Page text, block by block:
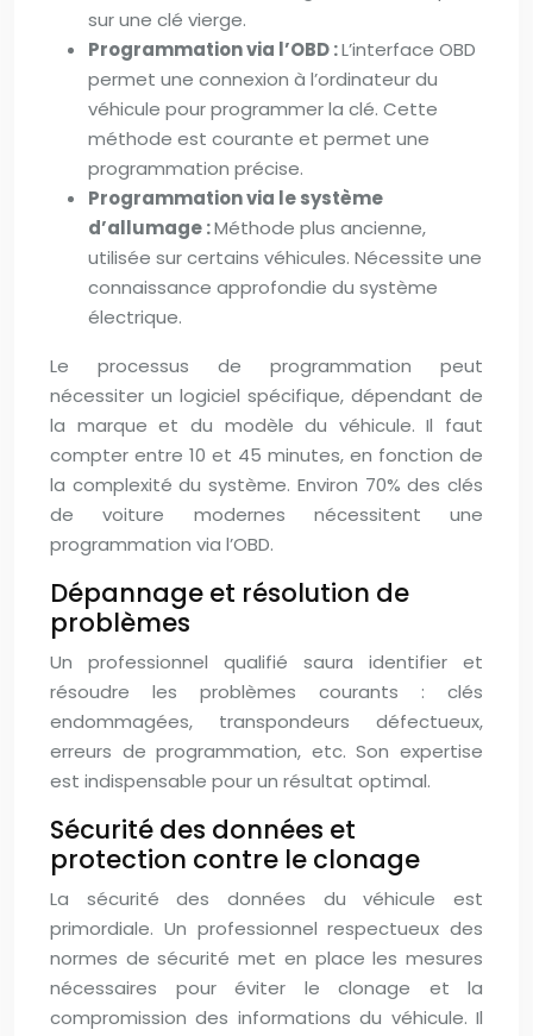
sur une clé vierge.
Programmation via l’OBD :L’interface OBD
permet une connexion à l’ordinateur du
véhicule pour programmer la clé. Cette
méthode est courante et permet une
programmation précise.
Programmation via le système
d’allumage :Méthode plus ancienne,
utilisée sur certains véhicules. Nécessite une
connaissance approfondie du système
électrique.
Le processus de programmation peut
nécessiter un logiciel spécifique, dépendant de
la marque et du modèle du véhicule. Il faut
compter entre 10 et 45 minutes, en fonction de
la complexité du système. Environ 70% des clés
de voiture modernes nécessitent une
programmation via l’OBD.
Dépannage et résolution de
problèmes
Un professionnel qualifié saura identifier et
résoudre les problèmes courants : clés
endommagées, transpondeurs défectueux,
erreurs de programmation, etc. Son expertise
est indispensable pour un résultat optimal.
Sécurité des données et
protection contre le clonage
La sécurité des données du véhicule est
primordiale. Un professionnel respectueux des
normes de sécurité met en place les mesures
nécessaires pour éviter le clonage et la
compromission des informations du véhicule. Il